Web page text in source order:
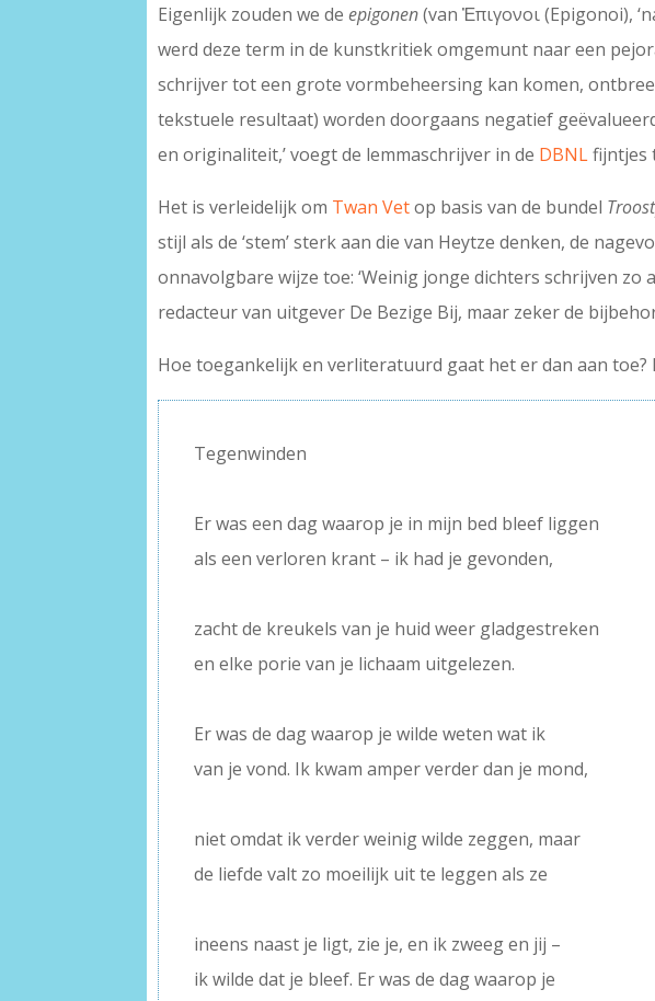
Eigenlijk zouden we deepigonen(van Ἐπιγονοι (Epigonoi),
werd deze term in de kunstkritiek omgemunt naar een
schrijver tot een grote vormbeheersing kan komen,
tekstuele resultaat) worden doorgaans negatief
en originaliteit,’ voegt de lemmaschrijver in de DBNLfijntjes
Het is verleidelijk om Twan Vetop basis van de bundel
stijl als de ‘stem’ sterk aan die van Heytze denken, de
onnavolgbare wijze toe: ‘Weinig jonge dichters schrijven
redacteur van uitgever De Bezige Bij, maar zeker de
Hoe toegankelijk en verliteratuurd gaat het er dan aan toe?
Tegenwinden
Er was een dag waarop je in mijn bed bleef liggen
als een verloren krant – ik had je gevonden,
zacht de kreukels van je huid weer gladgestreken
en elke porie van je lichaam uitgelezen.
Er was de dag waarop je wilde weten wat ik
van je vond. Ik kwam amper verder dan je mond,
niet omdat ik verder weinig wilde zeggen, maar
de liefde valt zo moeilijk uit te leggen als ze
ineens naast je ligt, zie je, en ik zweeg en jij –
ik wilde dat je bleef. Er was de dag waarop je